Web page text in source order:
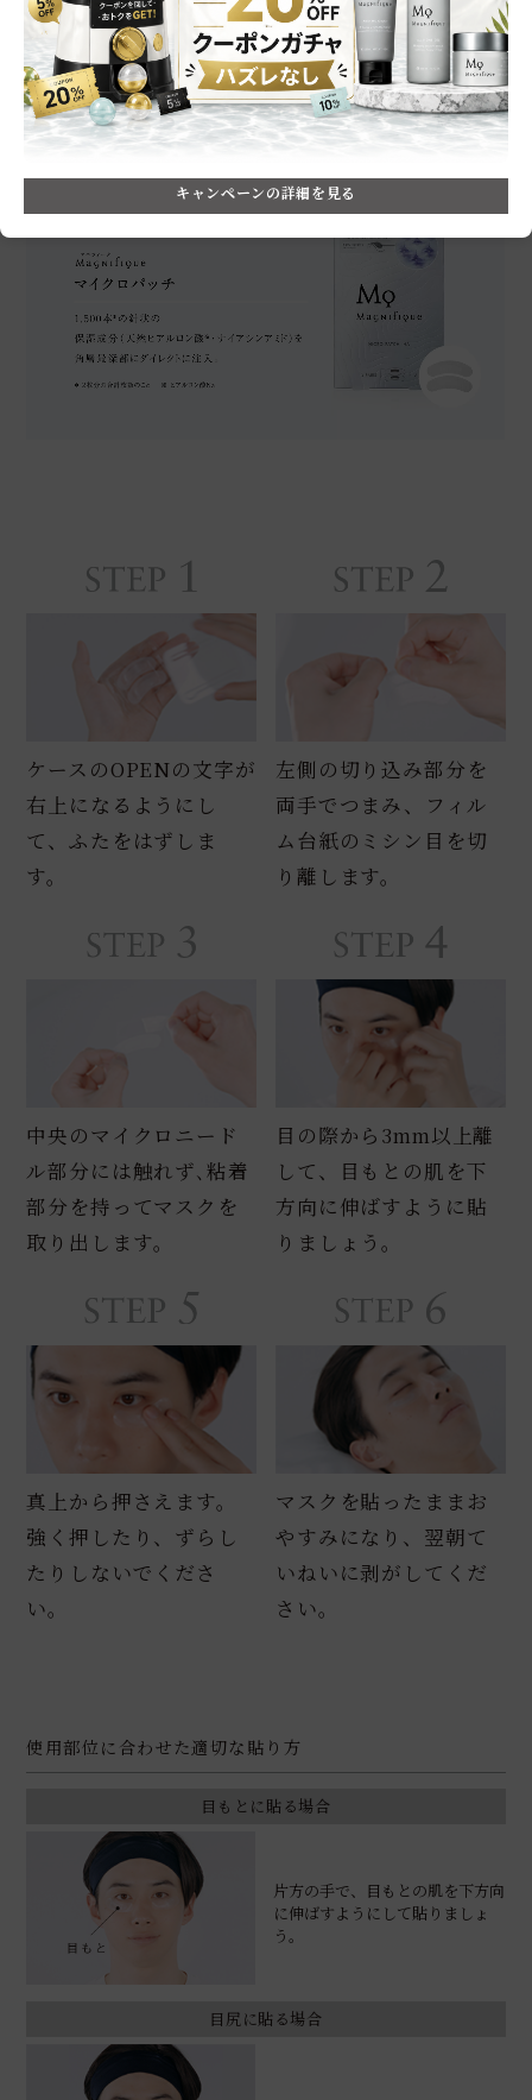
How to Use
ケースのOPENの文字が
右上になるようにし
て、ふたをはずしま
す。
左側の切り込み部分を
両手でつまみ、フィル
ム台紙のミシン目を切
り離します。
中央のマイクロニード
ル部分には触れず､粘着
部分を持ってマスクを
取り出します｡
目の際から3mm以上離
して、目もとの肌を下
方向に伸ばすように貼
りましょう｡
真上から押さえます。
強く押したり、ずらし
たりしないでくださ
い。
マスクを貼ったままお
やすみになり、翌朝て
いねいに剥がしてくだ
さい。
使用部位に合わせた適切な貼り方
目もとに貼る場合
片方の手で、目もとの肌を下方向
に伸ばすようにして貼りましょ
う。
目尻に貼る場合
キャンペーンの詳細を見る